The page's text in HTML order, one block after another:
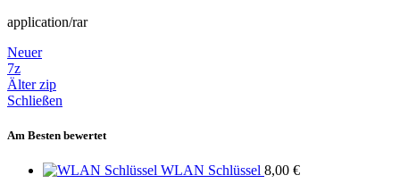
application/rar
Neuer
7z
Älter zip
Schließen
Am Besten bewertet
WLAN Schlüssel 8,00 €